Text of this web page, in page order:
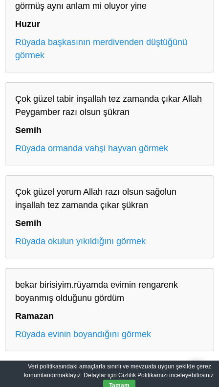
görmüş aynı anlam mi oluyor yine
Huzur
Rüyada başkasının merdivenden düştüğünü
görmek
Çok güzel tabir inşallah tez zamanda çıkar Allah
Peygamber razı olsun şükran
Semih
Rüyada ormanda vahşi hayvan görmek
Çok güzel yorum Allah razı olsun sağolun
inşallah tez zamanda çıkar şükran
Semih
Rüyada okulun yıkıldığını görmek
bekar birisiyim.rüyamda evimin rengarenk
boyanmış olduğunu gördüm
Ramazan
Rüyada evinin boyandığını görmek
Anasayfa Gizlilik Politikası
Veri politikasındaki amaçlarla sınırlı ve mevzuata uygun şekilde çerez
konumlandırmaktayız. Detaylar için Gizlilik Politikamızı inceleyebilirsiniz.
Tamam